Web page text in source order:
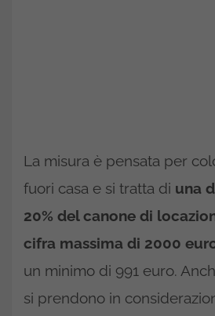
La misura è pensata per
fuori casa e si tratta di una
20% del canone di
cifra massima di 2000
un minimo di 991 euro.
si prendono in